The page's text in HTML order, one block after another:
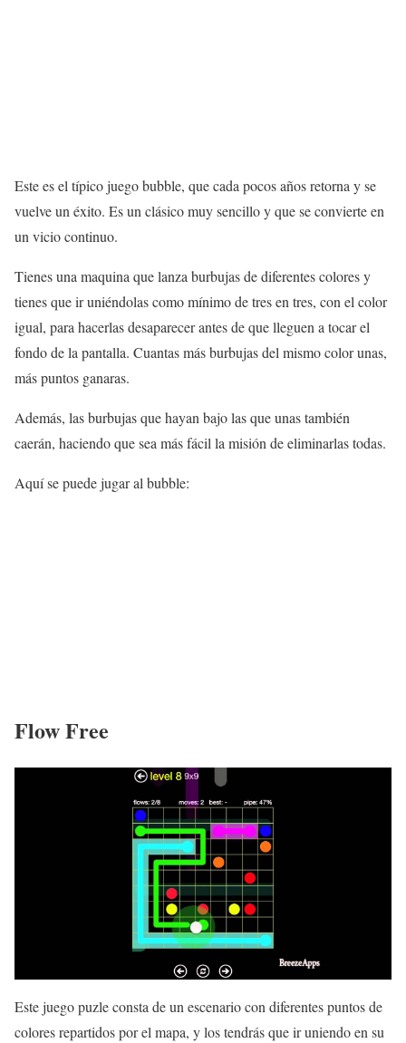
Este es el típico juego bubble, que cada pocos años retorna y se
vuelve un éxito. Es un clásico muy sencillo y que se convierte en
un vicio continuo.
Tienes una maquina que lanza burbujas de diferentes colores y
tienes que ir uniéndolas como mínimo de tres en tres, con el color
igual, para hacerlas desaparecer antes de que lleguen a tocar el
fondo de la pantalla. Cuantas más burbujas del mismo color unas,
más puntos ganaras.
Además, las burbujas que hayan bajo las que unas también
caerán, haciendo que sea más fácil la misión de eliminarlas todas.
Aquí se puede jugar al bubble:
Flow Free
Este juego puzle consta de un escenario con diferentes puntos de
colores repartidos por el mapa, y los tendrás que ir uniendo en su